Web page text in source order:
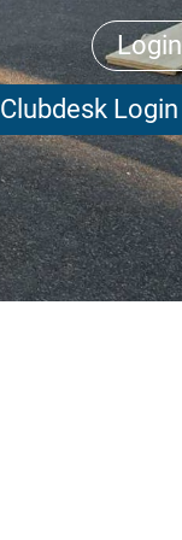
Login
Clubdesk Login